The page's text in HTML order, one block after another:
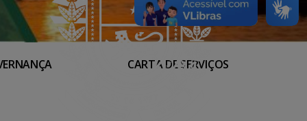
CARTA DE SERVIÇOS